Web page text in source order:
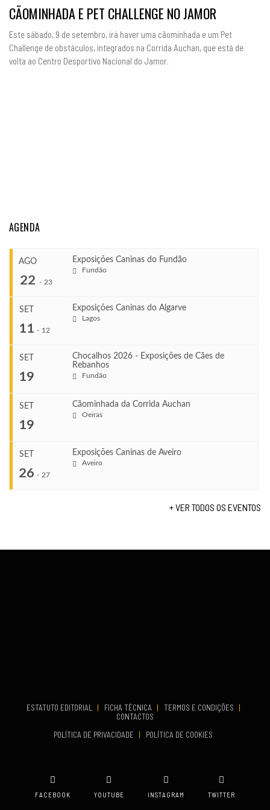
CÃOMINHADA E PET CHALLENGE NO JAMOR
Este sábado, 9 de setembro, irá haver uma cãominhada e um Pet
Challenge de obstáculos, integrados na Corrida Auchan, que está de
volta ao Centro Desportivo Nacional do Jamor.
AGENDA
AGO
22 - 23
Exposições Caninas do Fundão
Fundão
Ago 22, 2026
Ago 23, 2026
VENUE
SET
11 - 12
Exposições Caninas do Algarve
Lagos
Set 11, 2026
Set 12, 2026
VENUE
SET
19
Chocalhos 2026 - Exposições de Cães de
Rebanhos
Fundão
Set 19, 2026
SET
19
Cãominhada da Corrida Auchan
Oeiras
SET
26 - 27
Exposições Caninas de Aveiro
Aveiro
+ VER TODOS OS EVENTOS
ESTATUTO EDITORIAL | FICHA TÉCNICA | TERMOS E CONDIÇÕES
|
CONTACTOS
POLÍTICA DE PRIVACIDADE
| POLÍTICA DE COOKIES
FACEBOOK YOUTUBE INSTAGRAM TWITTER